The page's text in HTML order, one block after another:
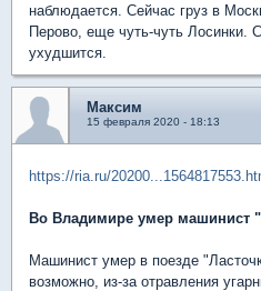
наблюдается. Сейчас груз в
Перово, еще чуть-чуть Лосинки.
ухудшится.
Максим
15 февраля 2020 - 18:13
https://ria.ru/
Во Владимире умер машинист
Машинист умер в поезде
возможно, из-за отравления